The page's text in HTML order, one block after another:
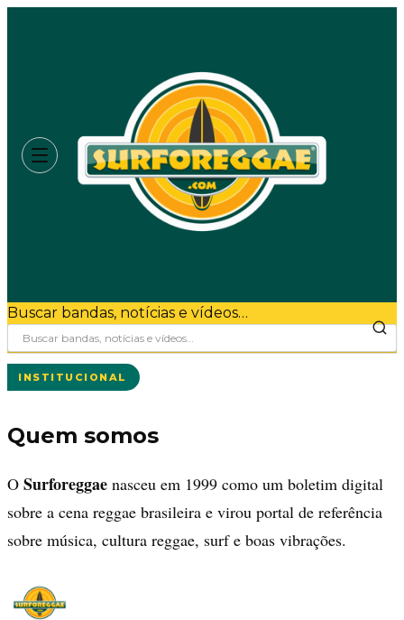
Buscar bandas, notícias e vídeos…
INSTITUCIONAL
Quem somos
O Surforeggae nasceu em 1999 como um boletim digital
sobre a cena reggae brasileira e virou portal de referência
sobre música, cultura reggae, surf e boas vibrações.